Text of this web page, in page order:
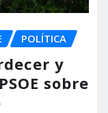
POLÍTICA
y
sobre